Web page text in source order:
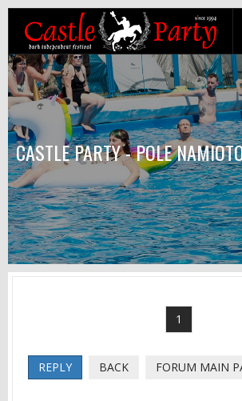
CASTLE PARTY - POLE
1
REPLY BACK FORUM MAIN